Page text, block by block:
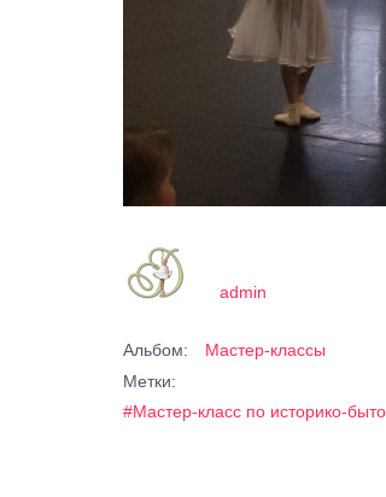
admin
Альбом:
Мастер-классы
Метки:
#Мастер-класс по историко-